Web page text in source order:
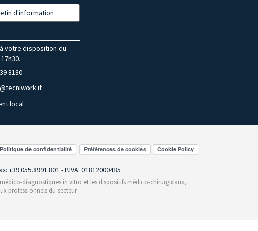
d'information
votre disposition du
8180
local
Préférences de cookies
+39 055.8991.801 - P.IVA: 01812000485
diagnostiques in vitro et les dispositifs médico-chirurgicaux,
professionnels du secteur.